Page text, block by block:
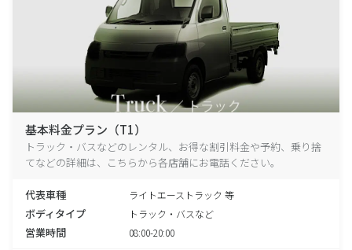
基本料金プラン（T1）
トラック・バスなどのレンタル、お得な割引料金や予約、乗り捨
てなどの詳細は、こちらから各店舗にお電話ください。
代表車種 ライトエーストラック 等
ボディタイプ トラック・バスなど
営業時間 08:00-20:00